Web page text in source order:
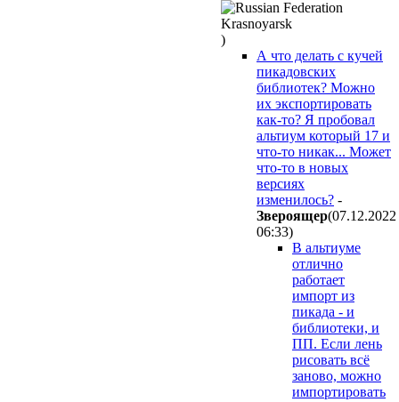
)
А что делать с кучей
пикадовских
библиотек? Можно
их экспортировать
как-то? Я пробовал
альтиум который 17 и
что-то никак... Может
что-то в новых
версиях
изменилось? -
Звepoящep(07.12.2022
06:33)
В альтиуме
отлично
работает
импорт из
пикада - и
библиотеки, и
ПП. Если лень
рисовать всё
заново, можно
импортировать